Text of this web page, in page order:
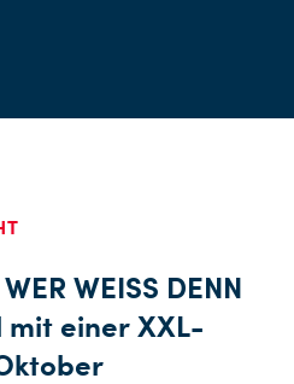
WEISS DENN
mit einer XXL-